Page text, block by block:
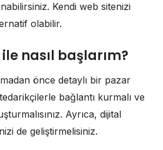
Kendi web sitenizi
olabilir.
nasıl başlarım?
önce detaylı bir pazar
bağlantı kurmalı ve
Ayrıca, dijital
de geliştirmelisiniz.